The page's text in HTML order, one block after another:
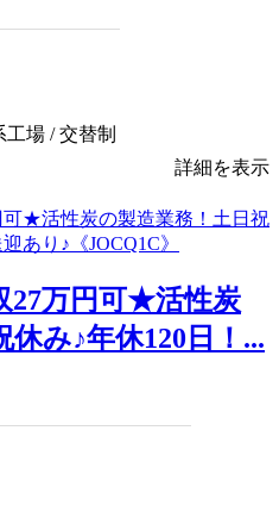
場 / 交替制
詳細を表示
27万円可★活性炭
み♪年休120日！...